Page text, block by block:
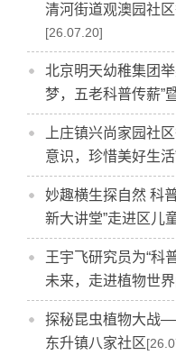
清河街道观澳园社
[26.07.20]
北京明天幼稚集团
梦，五老科普传薪”
上庄镇兴尚家园社
意识，珍惜美好生
妙趣横生探自然 科
新大讲堂”走进区儿
王宇飞研究员为“科
未来，走进植物世界
探秘昆虫植物大战
东升镇八家社区